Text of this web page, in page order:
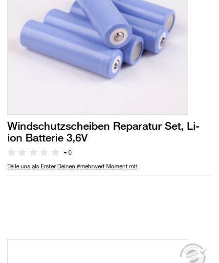
Windschutzscheiben Reparatur Set, Li-
ion Batterie 3,6V
0
Teile uns als Erster Deinen #mehrwert Moment mit